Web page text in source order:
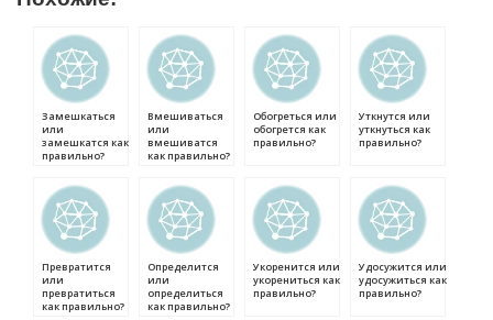
Замешкаться
или
замешкатся как
правильно?
Вмешиваться
или
вмешиватся
как правильно?
Обогреться или
обогрется как
правильно?
Уткнутся или
уткнуться как
правильно?
Превратится
или
превратиться
как правильно?
Определится
или
определиться
как правильно?
Укоренится или
укорениться как
правильно?
Удосужится или
удосужиться как
правильно?